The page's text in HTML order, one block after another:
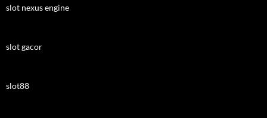
slot nexus engine
slot gacor
slot88